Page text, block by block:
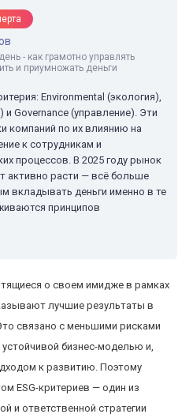
- как грамотно управлять
и приумножать деньги
Environmental (экология),
Governance (управление). Эти
компаний по их влиянию на
к сотрудникам и
процессов. В 2025 году рынок
активно расти — всё больше
вкладывать деньги именно в те
принципов
о своем имидже в рамках
лучшие результаты в
связано с меньшими рисками
бизнес-моделью и,
к развитию. Поэтому
ESG-критериев — один из
и ответственной стратегии